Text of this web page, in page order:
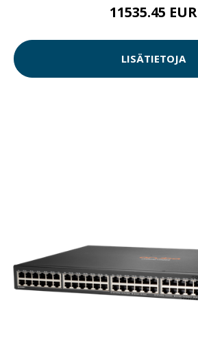
11535.45 EUR
LISÄTIETOJA